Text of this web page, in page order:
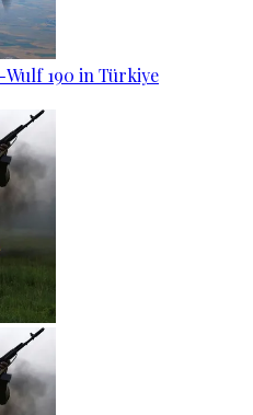
190 in Türkiye